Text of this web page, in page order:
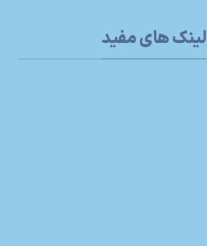
لینک های مفید